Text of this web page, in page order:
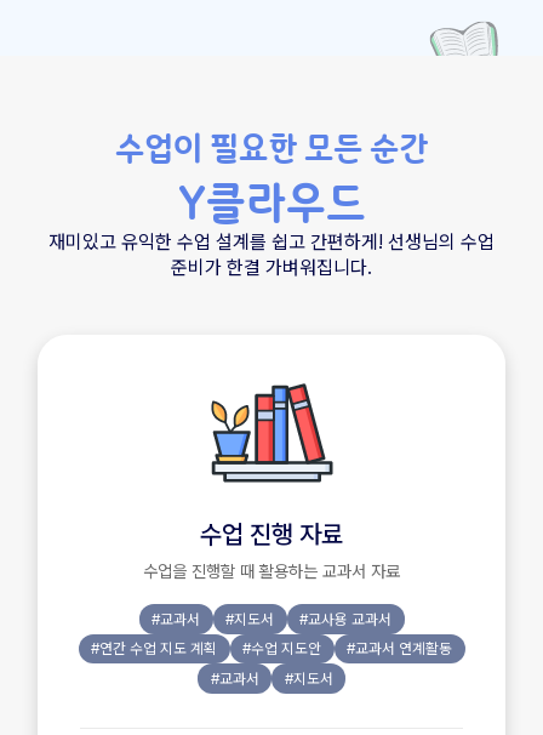
수업이 필요한 모든 순간
Y클라우드
재미있고 유익한 수업 설계를 쉽고 간편하게! 선생님의 수업
준비가 한결 가벼워집니다.
수업 진행 자료
수업을 진행할 때 활용하는 교과서 자료
#교과서 #지도서
#교사용 교과서
#연간 수업 지도 계획
#수업 지도안
#교과서 연계활동
#교과서
#지도서